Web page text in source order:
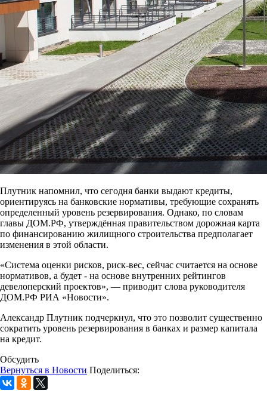
Плутник напомнил, что сегодня банки выдают кредиты,
ориентируясь на банковские нормативы, требующие сохранять
определенный уровень резервирования. Однако, по словам
главы ДОМ.РФ, утверждённая правительством дорожная карта
по финансированию жилищного строительства предполагает
изменения в этой области.
«Система оценки рисков, риск-вес, сейчас считается на основе
нормативов, а будет - на основе внутренних рейтингов
девелоперский проектов», — приводит слова руководителя
ДОМ.РФ РИА «Новости».
Александр Плутник подчеркнул, что это позволит существенно
сократить уровень резервирования в банках и размер капитала
на кредит.
Обсудить
Вернуться в Новости Поделиться: